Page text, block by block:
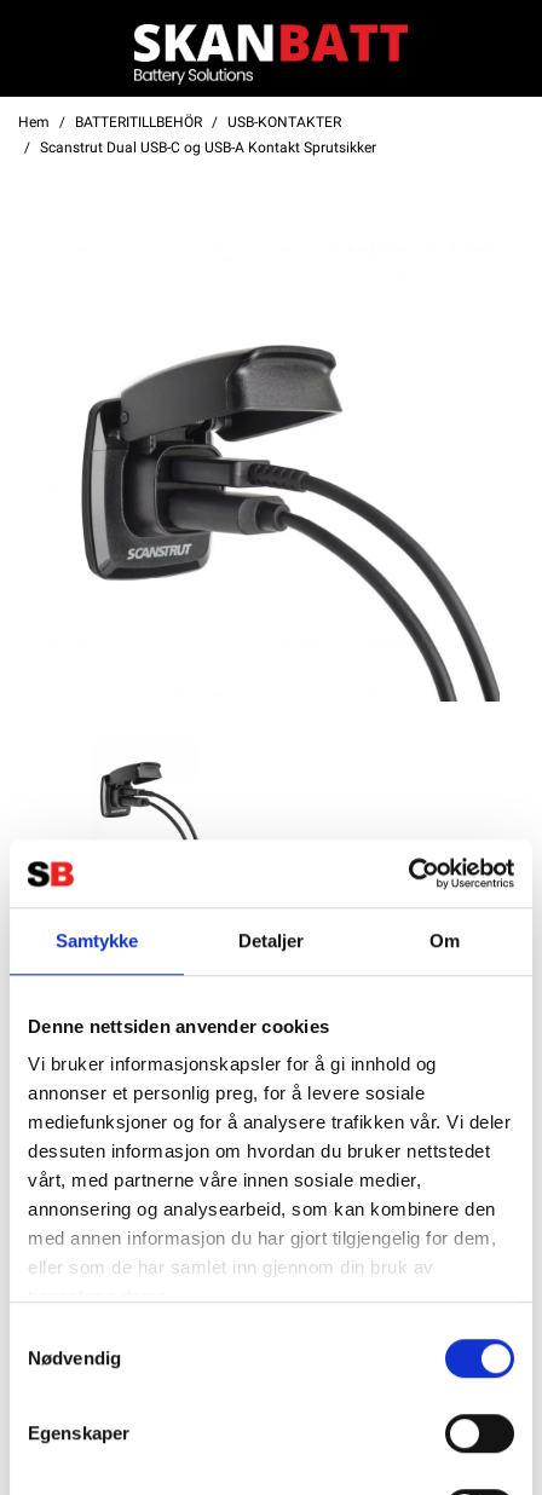
Samtykke Detaljer Om
Denne nettsiden anvender cookies
Vi bruker informasjonskapsler for å gi innhold og
annonser et personlig preg, for å levere sosiale
mediefunksjoner og for å analysere trafikken vår. Vi deler
dessuten informasjon om hvordan du bruker nettstedet
vårt, med partnerne våre innen sosiale medier,
annonsering og analysearbeid, som kan kombinere den
med annen informasjon du har gjort tilgjengelig for dem,
eller som de har samlet inn gjennom din bruk av
Nødvendig
Egenskaper
Hem BATTERITILLBEHÖR
USB-KONTAKTER
Scanstrut Dual USB-C og USB-A Kontakt Sprutsikker
Scanstrut Dual USB-C og USB-A
Kontakt Sprutsikker
Tillverkare:SCANSTRUT
Scanstrut Dual USB-C og USB-A Kontakt Sprutsikker
Stänksäker USB-kontakt med USB-C och USB-A-uttag av hög
Produktnummer: 62554